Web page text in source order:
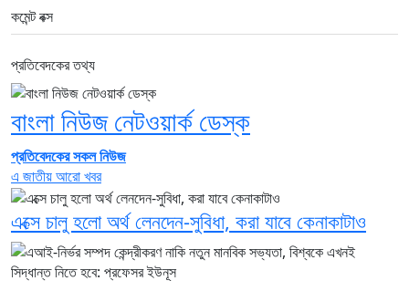
কমেন্ট বক্স
প্রতিবেদকের তথ্য
বাংলা নিউজ নেটওয়ার্ক ডেস্ক
প্রতিবেদকের সকল নিউজ
এ জাতীয় আরো খবর
এক্সে চালু হলো অর্থ লেনদেন-সুবিধা, করা যাবে কেনাকাটাও